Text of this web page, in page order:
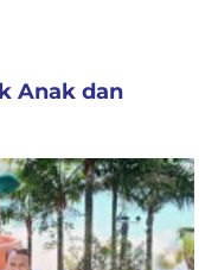
Anak dan